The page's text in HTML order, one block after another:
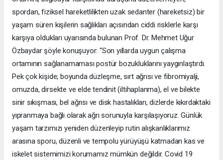
spordan, fiziksel hareketlilikten uzak sedanter (hareketsiz) bir
yaşam süren kişilerin sağlıkları açısından ciddi risklerle karşı
karşıya oldukları uyarısında bulunan Prof. Dr. Mehmet Uğur
Özbaydar şöyle konuşuyor: “Son yıllarda uygun çalışma
ortamının sağlanamaması postür bozukluklarını yaygınlaştırdı.
Pek çok kişide; boyunda düzleşme, sırt ağrısı ve fibromiyalji,
omuzda, dirsekte ve elde tendinit (iltihaplanma), el ve bilekte
sinir sıkışması, bel ağrısı ve disk hastalıkları, dizlerde kıkırdaktaki
yıpranmaya bağlı olarak ağrı sorunuyla karşılaşıyoruz. Günlük
yaşam tarzımızı yeniden düzenleyip rutin alışkanlıklarımız
arasına sporu, düzenli ve tempolu yürüyüşü katmadan kas ve
iskelet sistemimizi korumamız mümkün değildir. Covid 19